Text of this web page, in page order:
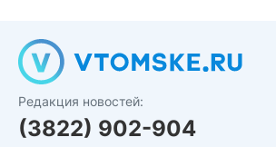
Редакция новостей:
(3822) 902-904